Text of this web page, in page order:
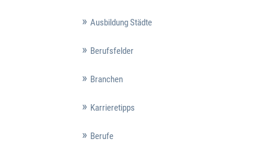
Ausbildung Städte
Berufsfelder
Branchen
Karrieretipps
Berufe